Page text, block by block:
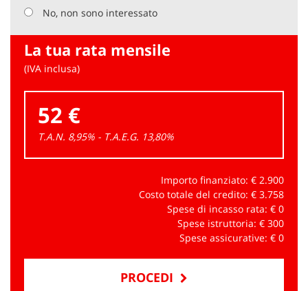
No, non sono interessato
La tua rata mensile
(IVA inclusa)
52 €
T.A.N. 8,95% - T.A.E.G. 13,80%
Importo finanziato: € 2.900
Costo totale del credito: € 3.758
Spese di incasso rata: € 0
Spese istruttoria: € 300
Spese assicurative: € 0
PROCEDI